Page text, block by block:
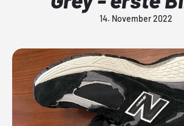
14. November 2022